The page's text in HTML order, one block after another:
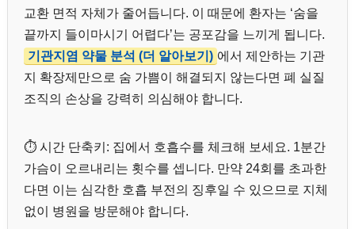
교환 면적 자체가 줄어듭니다. 이 때문에 환자는 ‘숨을
끝까지 들이마시기 어렵다’는 공포감을 느끼게 됩니다.
기관지염 약물 분석 (더 알아보기) 에서 제안하는 기관
지 확장제만으로 숨 가쁨이 해결되지 않는다면 폐 실질
조직의 손상을 강력히 의심해야 합니다.
⏱️ 시간 단축키: 집에서 호흡수를 체크해 보세요. 1분간
가슴이 오르내리는 횟수를 셉니다. 만약 24회를 초과한
다면 이는 심각한 호흡 부전의 징후일 수 있으므로 지체
없이 병원을 방문해야 합니다.